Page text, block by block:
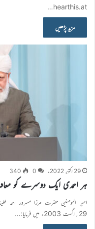
hearthis.at…
مزید پڑھیں
29 اکتوبر 2022ء 0
340
ہر احمدی ایک دوسرے کو
امیر المومنین حضرت مرزا مسرور احمد
29؍اگست 2003ء میں فرمایا:…